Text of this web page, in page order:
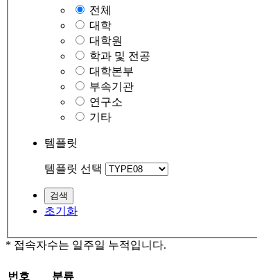
전체
대학
대학원
학과 및 전공
대학본부
부속기관
연구소
기타
템플릿
템플릿 선택
검색
초기화
* 접속자수는 일주일 누적입니다.
번호
분류